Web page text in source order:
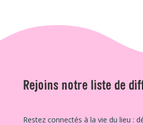
Rejoins notre liste de
Restez connectés à la vie du lieu :